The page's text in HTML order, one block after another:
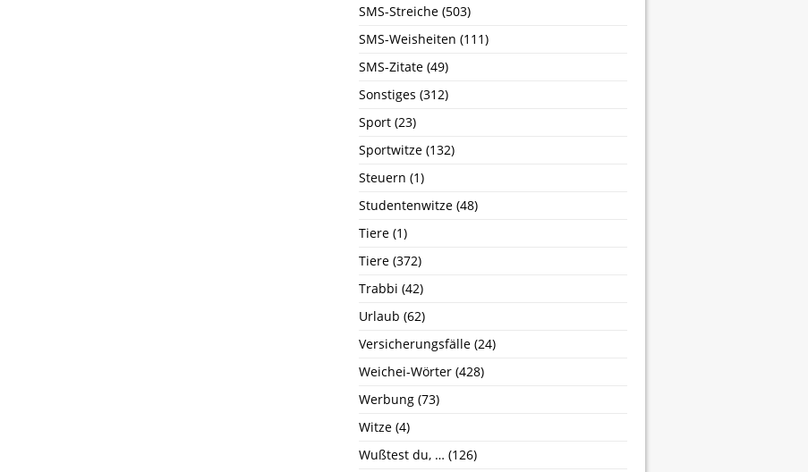
SMS-Streiche (503)
SMS-Weisheiten (111)
SMS-Zitate (49)
Sonstiges (312)
Sport (23)
Sportwitze (132)
Steuern (1)
Studentenwitze (48)
Tiere (1)
Tiere (372)
Trabbi (42)
Urlaub (62)
Versicherungsfälle (24)
Weichei-Wörter (428)
Werbung (73)
Witze (4)
Wußtest du, … (126)